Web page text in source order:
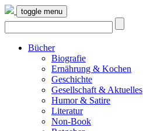
toggle menu
Bücher
Biografie
Ernährung & Kochen
Geschichte
Gesellschaft & Aktuelles
Humor & Satire
Literatur
Non-Book